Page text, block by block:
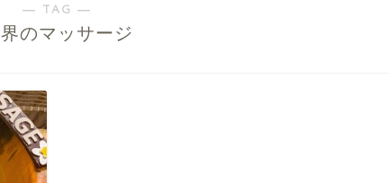
― TAG ―
のマッサージ